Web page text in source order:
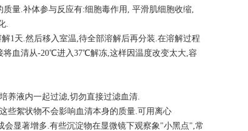
量.补体参与反应有:细胞毒作用, 平滑肌细胞收缩,
.
1天.然后移入室温,待全部溶解后再分装.在溶解过程
将血清从-20℃进入37℃解冻,这样因温度改变太大,容
养液内一起过滤,切勿直接过滤血清.
些絮状物不会影响血清本身的质量.可用离心
显著增多.有些沉淀物在显微镜下观察象"小黑点",常